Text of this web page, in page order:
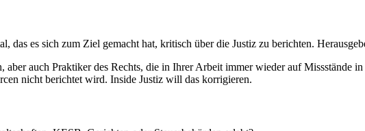
das es sich zum Ziel gemacht hat, kritisch über die Justiz zu berichten.
aber auch Praktiker des Rechts, die in Ihrer Arbeit immer wieder auf Missstände
nicht berichtet wird. Inside Justiz will das korrigieren.